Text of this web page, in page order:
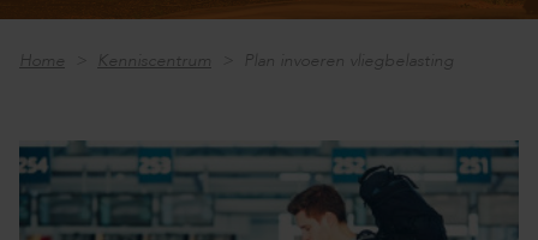
Home Kenniscentrum Plan invoeren vliegbelasting